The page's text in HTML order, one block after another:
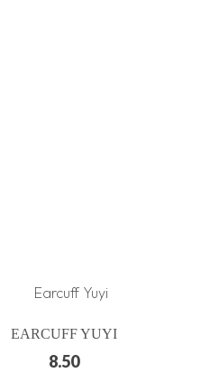
EARCUFF YUYI
8.50